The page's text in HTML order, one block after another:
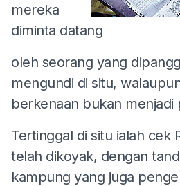
mereka
diminta datang
oleh seorang yang
mengundi di situ,
berkenaan bukan menjadi
Tertinggal di situ ialah cek
telah dikoyak, dengan
kampung yang juga